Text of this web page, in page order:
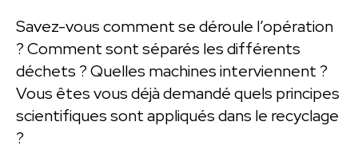
Savez-vous comment se déroule l’opération
? Comment sont séparés les différents
déchets ? Quelles machines interviennent ?
Vous êtes vous déjà demandé quels principes
scientifiques sont appliqués dans le recyclage
?